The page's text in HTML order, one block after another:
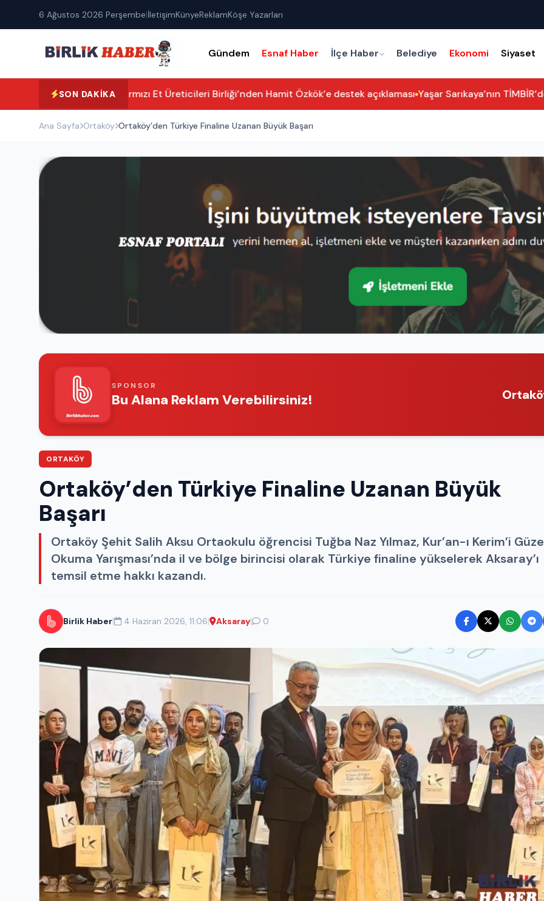
6 Ağustos 2026 Perşembe|İletişimKünyeReklamKöşe Yazarları
Gündem Esnaf Haber İlçe Haber Belediye Ekonomi Siyaset
SON DAKIKA
Aksaray Kırmızı Et Üreticileri Birliği’nden Hamit Özkök’e destek açıklaması Yaşar Sarıkaya’nın
Ana Sayfa Ortaköy Ortaköy’den Türkiye Finaline Uzanan Büyük Başarı
SPONSOR
Bu Alana Reklam Verebilirsiniz!
ORTAKÖY
Ortaköy’den Türkiye Finaline Uzanan Büyük
Başarı
Ortaköy Şehit Salih Aksu Ortaokulu öğrencisi Tuğba Naz Yılmaz, Kur’an-ı Kerim’i
Okuma Yarışması’nda il ve bölge birincisi olarak Türkiye finaline yükselerek Aksaray’ı
temsil etme hakkı kazandı.
Birlik Haber| 4 Haziran 2026, 11:06| Aksaray| 0